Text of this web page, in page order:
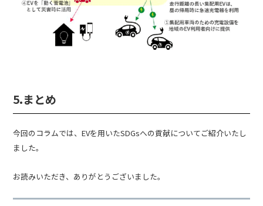
5.まとめ
今回のコラムでは、EVを用いたSDGsへの貢献についてご紹介いたし
ました。
お読みいただき、ありがとうございました。